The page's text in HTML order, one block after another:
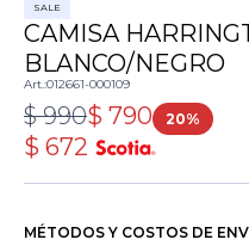
SALE
CAMISA
BLANCO/NEGRO
012661-000109
$ 790
$ 990 20
$ 672
MÉTODOS Y COSTOS DE